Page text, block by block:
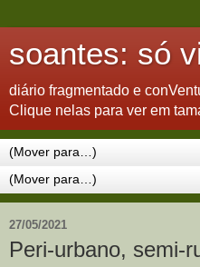
soantes: só
diário fragmentado e
Clique nelas para ver em
27/05/2021
Peri-urbano, semi-